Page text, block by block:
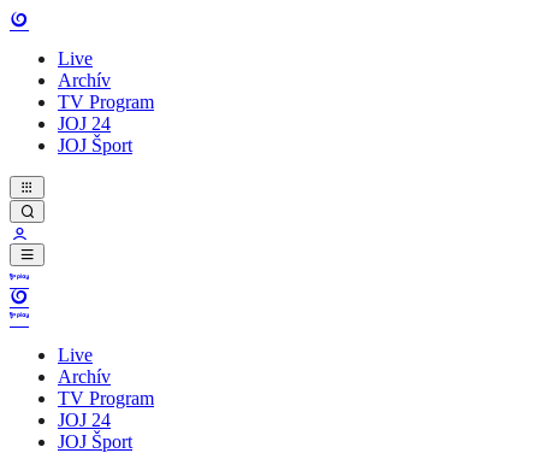
Live
Archív
TV Program
JOJ 24
JOJ Šport
Live
Archív
TV Program
JOJ 24
JOJ Šport